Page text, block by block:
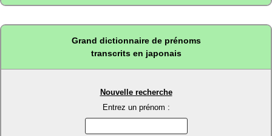
Grand dictionnaire de prénoms
transcrits en japonais
Nouvelle recherche
Entrez un prénom :